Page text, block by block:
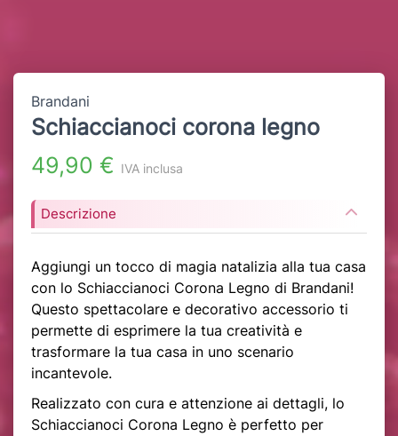
Brandani
Schiaccianoci corona legno
49,90 € IVA inclusa
Descrizione
Aggiungi un tocco di magia natalizia alla tua casa
con lo Schiaccianoci Corona Legno di Brandani!
Questo spettacolare e decorativo accessorio ti
permette di esprimere la tua creatività e
trasformare la tua casa in uno scenario
incantevole.
Realizzato con cura e attenzione ai dettagli, lo
Schiaccianoci Corona Legno è perfetto per